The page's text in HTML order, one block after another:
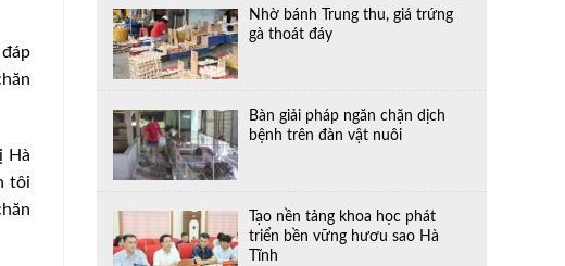
Hà
tôi
Nhờ bánh Trung thu, giá trứng
gà thoát đáy
Bàn giải pháp ngăn chặn dịch
bệnh trên đàn vật nuôi
Tạo nền tảng khoa học phát
triển bền vững hươu sao Hà
Tĩnh